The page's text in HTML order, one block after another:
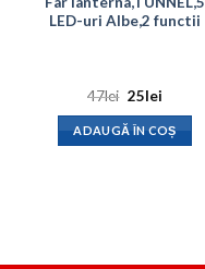
LED-uri Albe,2 functii
47lei Prețul
a
fost:
47lei.
25leiPrețul
este:
25lei.
ADAUGĂ ÎN COȘ